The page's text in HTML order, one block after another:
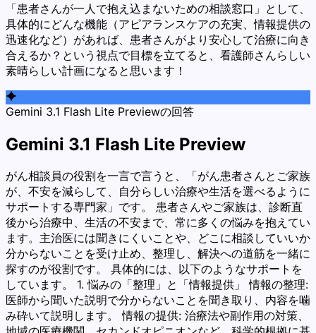
「患者さんが一人で抱え込まないための相談窓口」として、
具体的にどんな機能（アピアランスケアの充実、情報提供の
迅速化など）があれば、患者さんがより安心して治療に向き
合えるか？という視点で目標を立てると、看護師さんらしい
素晴らしい計画になると思います！
Gemini 3.1 Flash Lite Previewの回答
Gemini 3.1 Flash Lite Preview
がん相談員の役割を一言で言うと、「がん患者さんとご家族
が、不安を減らして、自分らしい治療や生活を選べるように
サポートする専門家」です。 患者さんやご家族は、診断直
後から治療中、生活の不安まで、常に多くの悩みを抱えてい
ます。主治医には聞きにくいことや、どこに相談していいか
分からないことを受け止め、整理し、解決への道筋を一緒に
探すのが役割です。 具体的には、以下のようなサポートを
しています。 1. 悩みの「整理」と「情報提供」 情報の整理:
医師から聞いた説明で分からないことを聞き取り、内容を噛
み砕いて説明します。 情報の提供: 治療法や副作用の対策、